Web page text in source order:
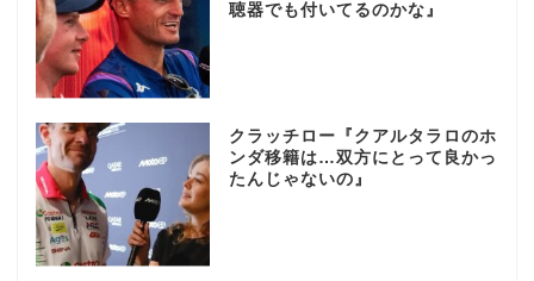
聴器でも付いてるのかな』
クラッチロー『クアルタラロのホ
ンダ移籍は…双方にとって良かっ
たんじゃないの』